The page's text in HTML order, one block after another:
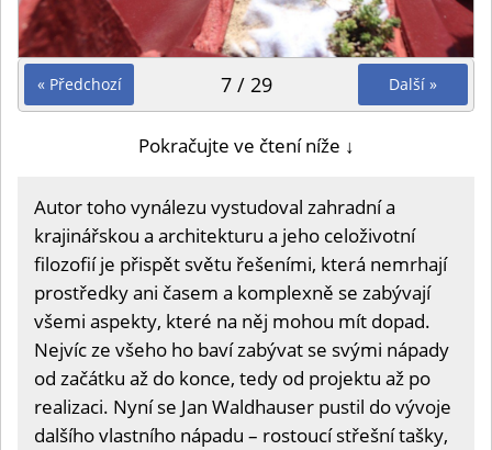
« Předchozí Další »
7 / 29
Pokračujte ve čtení níže ↓
Autor toho vynálezu vystudoval zahradní a
krajinářskou a architekturu a jeho celoživotní
filozofií je přispět světu řešeními, která nemrhají
prostředky ani časem a komplexně se zabývají
všemi aspekty, které na něj mohou mít dopad.
Nejvíc ze všeho ho baví zabývat se svými nápady
od začátku až do konce, tedy od projektu až po
realizaci. Nyní se Jan Waldhauser pustil do vývoje
dalšího vlastního nápadu – rostoucí střešní tašky,